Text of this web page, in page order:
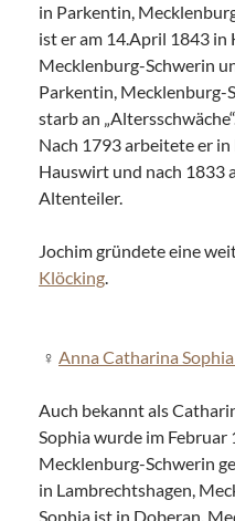
in Parkentin,
ist er am 14.April 1843
Mecklenburg-Schwerin
Parkentin, Mecklenburg-
starb an
Nach 1793 arbeitete er
Hauswirt und nach 1833
Altenteiler.
Jochim gründete eine
Klöcking.
Anna Catharina Sophia
Auch bekannt als
Sophia wurde im Februar
Mecklenburg-Schwerin
in Lambrechtshagen,
Sophia ist in Doberan,